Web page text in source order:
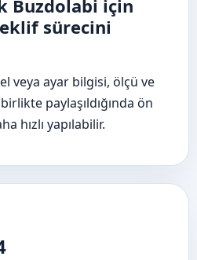
Buzdolabi için
sürecini
veya ayar bilgisi, ölçü ve
paylaşıldığında ön
hızlı yapılabilir.